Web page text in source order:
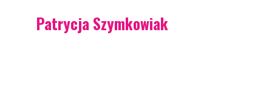
Patrycja Szymkowiak